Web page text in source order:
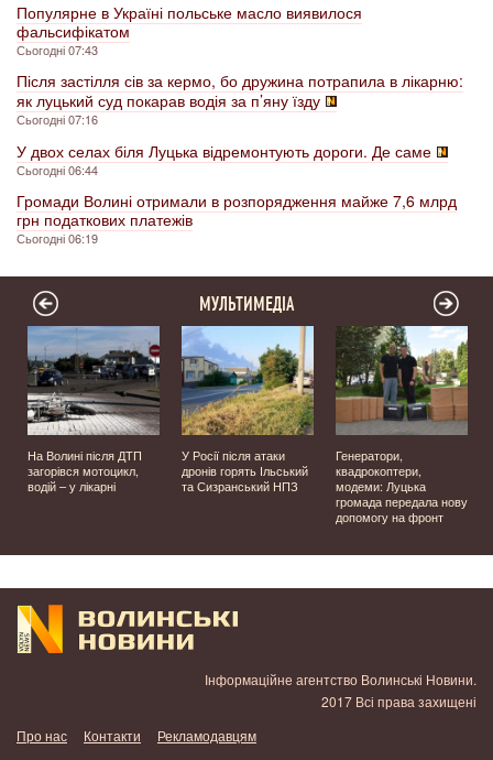
Популярне в Україні польське масло виявилося
фальсифікатом
Сьогодні 07:43
Після застілля сів за кермо, бо дружина потрапила в лікарню:
як луцький суд покарав водія за п’яну їзду
Сьогодні 07:16
У двох селах біля Луцька відремонтують дороги. Де саме
Сьогодні 06:44
Громади Волині отримали в розпорядження майже 7,6 млрд
грн податкових платежів
Сьогодні 06:19
МУЛЬТИМЕДІА
На Волині після ДТП
загорівся мотоцикл,
водій – у лікарні
У Росії після атаки
дронів горять Ільський
та Сизранський НПЗ
Генератори,
квадрокоптери,
модеми: Луцька
громада передала нову
допомогу на фронт
Інформаційне агентство Волинські Новини.
2017 Всі права захищені
Про нас
Контакти Рекламодавцям